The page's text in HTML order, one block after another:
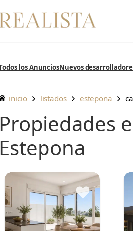
Todos los Anuncios Nuevos
inicio listados estepona
Propiedades en venta en Cancelada,
Estepona
♥